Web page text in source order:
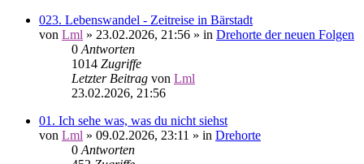
023. Lebenswandel - Zeitreise in Bärstadt
von Lml » 23.02.2026, 21:56 » in Drehorte der neuen Folgen
0 Antworten
1014 Zugriffe
Letzter Beitrag von Lml
23.02.2026, 21:56
01. Ich sehe was, was du nicht siehst
von Lml » 09.02.2026, 23:11 » in Drehorte
0 Antworten